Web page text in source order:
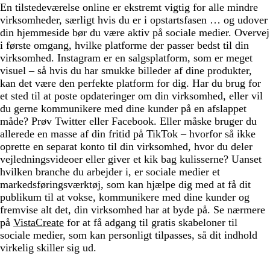
En tilstedeværelse online er ekstremt vigtig for alle mindre
virksomheder, særligt hvis du er i opstartsfasen … og udover
din hjemmeside bør du være aktiv på sociale medier. Overvej
i første omgang, hvilke platforme der passer bedst til din
virksomhed. Instagram er en salgsplatform, som er meget
visuel – så hvis du har smukke billeder af dine produkter,
kan det være den perfekte platform for dig. Har du brug for
et sted til at poste opdateringer om din virksomhed, eller vil
du gerne kommunikere med dine kunder på en afslappet
måde? Prøv Twitter eller Facebook. Eller måske bruger du
allerede en masse af din fritid på TikTok – hvorfor så ikke
oprette en separat konto til din virksomhed, hvor du deler
vejledningsvideoer eller giver et kik bag kulisserne? Uanset
hvilken branche du arbejder i, er sociale medier et
markedsføringsværktøj, som kan hjælpe dig med at få dit
publikum til at vokse, kommunikere med dine kunder og
fremvise alt det, din virksomhed har at byde på. Se nærmere
på VistaCreate for at få adgang til gratis skabeloner til
sociale medier, som kan personligt tilpasses, så dit indhold
virkelig skiller sig ud.